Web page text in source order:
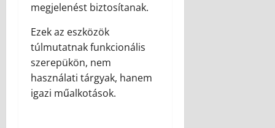
megjelenést biztosítanak.
Ezek az eszközök
túlmutatnak funkcionális
szerepükön, nem
használati tárgyak, hanem
igazi műalkotások.